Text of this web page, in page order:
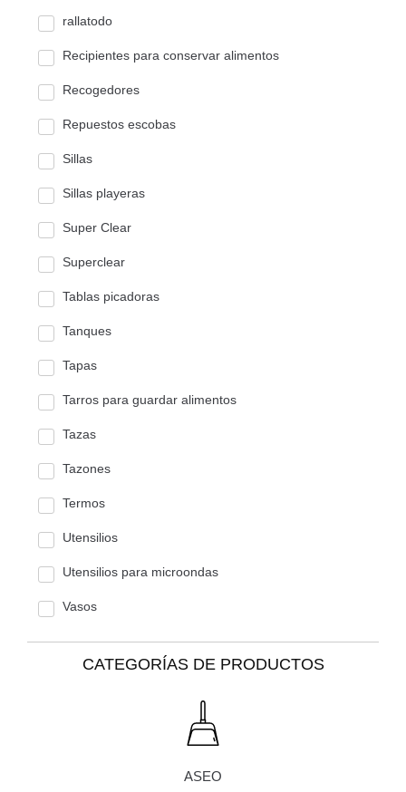
rallatodo
Recipientes para conservar alimentos
Recogedores
Repuestos escobas
Sillas
Sillas playeras
Super Clear
Superclear
Tablas picadoras
Tanques
Tapas
Tarros para guardar alimentos
Tazas
Tazones
Termos
Utensilios
Utensilios para microondas
Vasos
CATEGORÍAS DE PRODUCTOS
ASEO